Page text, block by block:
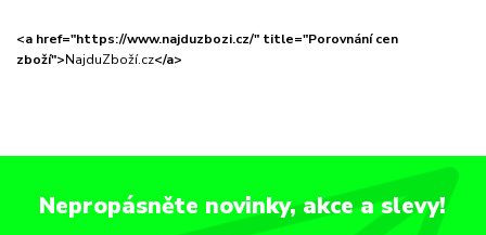
<a href="https://www.najduzbozi.cz/" title="Porovnání cen
zboží">NajduZboží.cz</a>
Nepropásněte novinky, akce a slevy!